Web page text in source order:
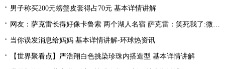
男子称买200元螃蟹皮套得占70元 基本详情讲解
网友：萨克雷长得好像卡鲁索 两个湖人名宿 萨克雷：笑死我了:微动态
当你误发消息给妈妈 基本详情讲解-环球热资讯
【世界聚看点】严浩翔白色挑染珍珠内搭造型 基本详情讲解